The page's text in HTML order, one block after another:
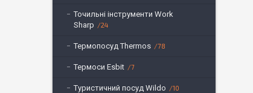
Точильні інструменти Work
Sharp
24
Термопосуд Thermos 78
Термоси Esbit 7
Туристичний посуд Wildo 10